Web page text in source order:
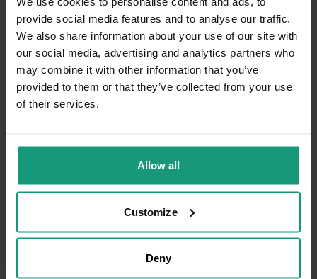
provide social media features and to analyse our traffic.
We also share information about your use of our site with
our social media, advertising and analytics partners who
may combine it with other information that you’ve
provided to them or that they’ve collected from your use
of their services.
Allow all
Customize
Deny
Dziękujemy i pozdrawiamy serdecznie!
wyróżniona
zamówienia, sklep bardzo szybko zareagował i
przesyłka została dostarczona ponownie🙂
dla szczeniąt - wołowina
6/6/2025